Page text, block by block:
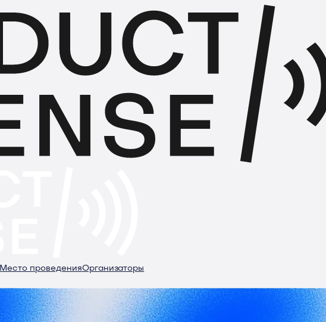
Место проведенияОрганизаторы